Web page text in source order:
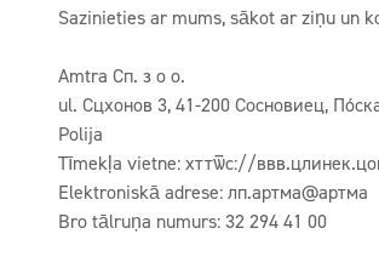
Sazinieties ar mums, sākot ar ziņu un
Amtra Сп. з о o.
ul. Сцхонов 3, 41-200 Сосновиец,
Polija
Tīmekļa vietne:хттѿс://
Elektroniskā adrese: лп.артма@артма
Bro tālruņa numurs: 32 294 41 00